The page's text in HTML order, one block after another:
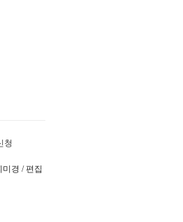
청
미경 / 편집